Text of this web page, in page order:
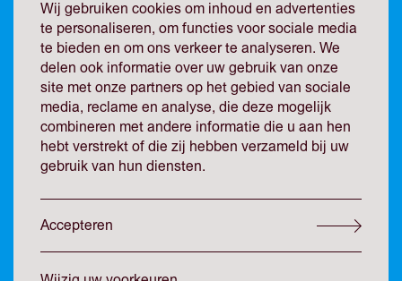
is sinds januari 2023 als advocaat verbonden aan ons
kantoor. Zij staat veelal ondernemers, ondernemingsraden
en senior management bij en combineert diepgaande
vakinhoudelijke kennis met een praktische en hands-on
aanpak. In de afgelopen jaren heeft zij een belangrijke
bijdrage geleverd aan de groei en ontwikkeling van onze
sectie Arbeidsrecht. Haar benoeming tot partner is een
erkenning van haar professionele kwaliteiten en
toewijding aan cliënten en aan DVDW.
Onze experts
Wij gebruiken cookies om inhoud en advertenties
te personaliseren, om functies voor sociale media
te bieden en om ons verkeer te analyseren. We
delen ook informatie over uw gebruik van onze
site met onze partners op het gebied van sociale
media, reclame en analyse, die deze mogelijk
combineren met andere informatie die u aan hen
hebt verstrekt of die zij hebben verzameld bij uw
gebruik van hun diensten.
Accepteren